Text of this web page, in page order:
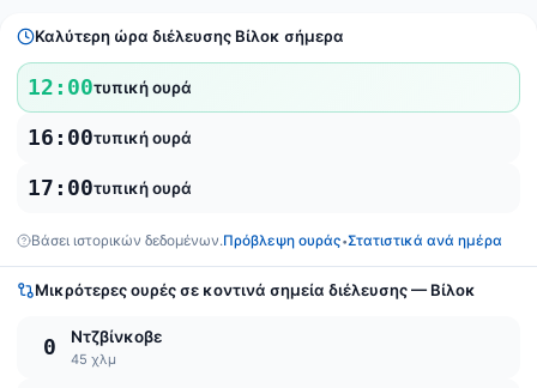
Καλύτερη ώρα διέλευσης Βίλοκ σήμερα
12:00τυπική ουρά
16:00τυπική ουρά
17:00τυπική ουρά
Βάσει ιστορικών δεδομένων.Πρόβλεψη ουράς•Στατιστικά ανά ημέρα
Μικρότερες ουρές σε κοντινά σημεία διέλευσης — Βίλοκ
0 Ντζβίνκοβε
45 χλμ